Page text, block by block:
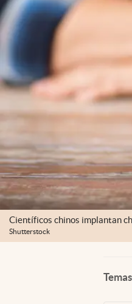
Científicos chinos implantan
Shutterstock